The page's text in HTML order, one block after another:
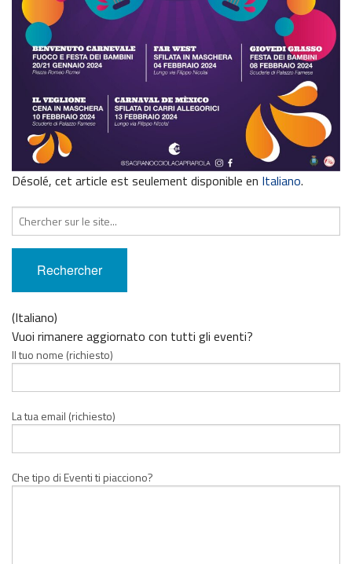
Désolé, cet article est seulement disponible en Italiano.
Recherche
pour
:
(Italiano)
Vuoi rimanere aggiornato con tutti gli eventi?
Il tuo nome (richiesto)
La tua email (richiesto)
Che tipo di Eventi ti piacciono?